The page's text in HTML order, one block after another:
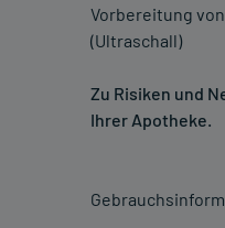
Vorbereitung
(Ultraschall)
Zu Risiken und
Ihrer Apotheke.